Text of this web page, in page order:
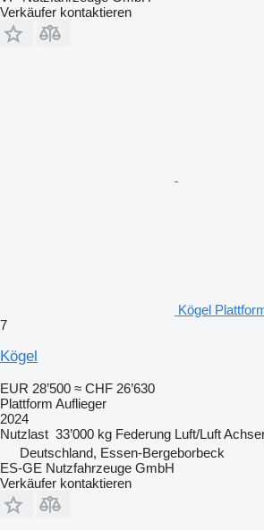
Verkäufer kontaktieren
Kögel
7
Kögel
EUR 28’500 ≈ CHF 26’630
Plattform Auflieger
2024
Nutzlast 33’000 kg Federung Luft/Luft
Deutschland, Essen-Bergeborbeck
ES-GE Nutzfahrzeuge GmbH
Verkäufer kontaktieren